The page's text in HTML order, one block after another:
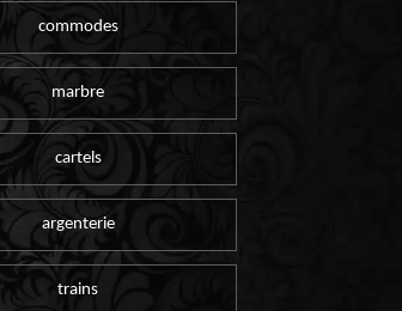
commodes
marbre
cartels
argenterie
trains